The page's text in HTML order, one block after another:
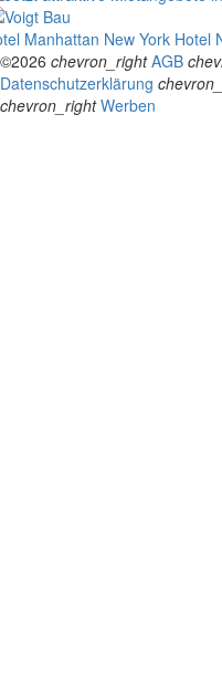
Manhattan New York Hotel
©2026 chevron_right AGB
Datenschutzerklärung
chevron_right Werben